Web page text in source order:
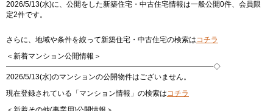
2026/5/13(水)に、公開をした新築住宅・中古住宅情報は一般公開0件、会員限
定2件です。
さらに、地域や条件を絞って新築住宅・中古住宅の検索はコチラ
＜新着マンション公開情報＞
————————————————————————————-◇
2026/5/13(水)のマンションの公開物件はございません。
現在登録されている「マンション情報」の検索はコチラ